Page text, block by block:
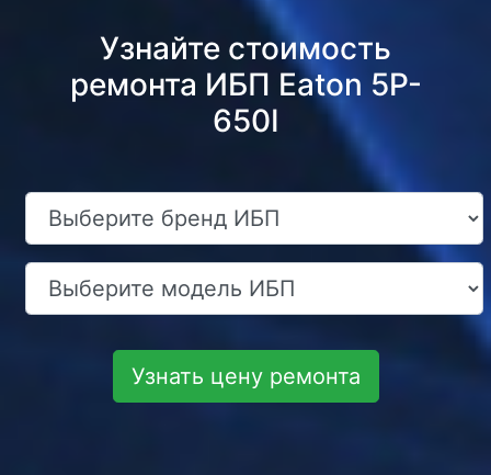
Узнайте стоимость
ремонта ИБП Eaton 5P-
650I
Узнать цену ремонта